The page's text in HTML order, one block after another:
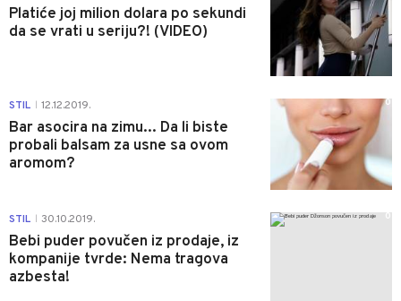
Platiće joj milion dolara po sekundi
da se vrati u seriju?! (VIDEO)
STIL 12.12.2019.
Bar asocira na zimu... Da li biste
probali balsam za usne sa ovom
aromom?
0
STIL 30.10.2019.
Bebi puder povučen iz prodaje, iz
kompanije tvrde: Nema tragova
azbesta!
0